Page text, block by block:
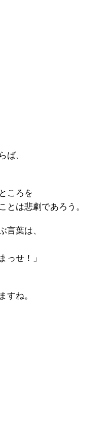
ば、
ころを
とは悲劇であろう。
言葉は、
っせ！」
すね。